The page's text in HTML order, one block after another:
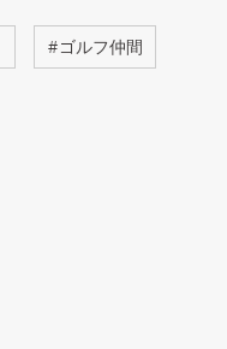
#ゴルフ仲間